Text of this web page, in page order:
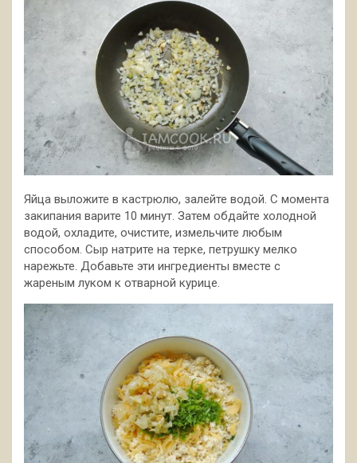
Яйца выложите в кастрюлю, залейте водой. С момента
закипания варите 10 минут. Затем обдайте холодной
водой, охладите, очистите, измельчите любым
способом. Сыр натрите на терке, петрушку мелко
нарежьте. Добавьте эти ингредиенты вместе с
жареным луком к отварной курице.